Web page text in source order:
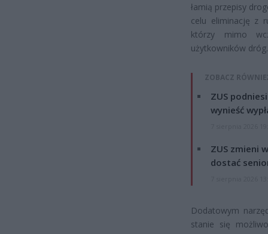
łamią przepisy
celu eliminację z
którzy mimo
użytkowników dróg.
ZOBACZ
ZUS
wynieść
ZUS zmieni
dostać
Dodatowym
stanie się